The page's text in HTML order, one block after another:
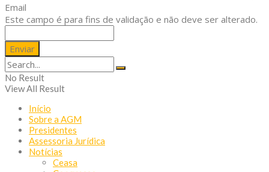
Email
Este campo é para fins de validação e não deve ser alterado.
No Result
View All Result
Início
Sobre a AGM
Presidentes
Assessoria Jurídica
Notícias
Ceasa